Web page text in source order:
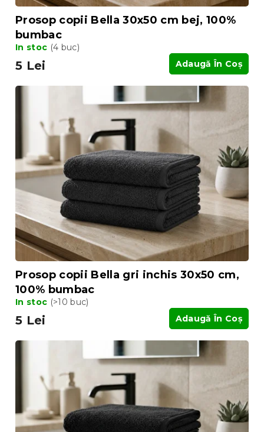
Prosop copii Bella 30x50 cm bej, 100%
bumbac
In stoc (4 buc)
5 Lei Adaugă În Coş
Prosop copii Bella gri inchis 30x50 cm,
100% bumbac
In stoc (>10 buc)
5 Lei Adaugă În Coş